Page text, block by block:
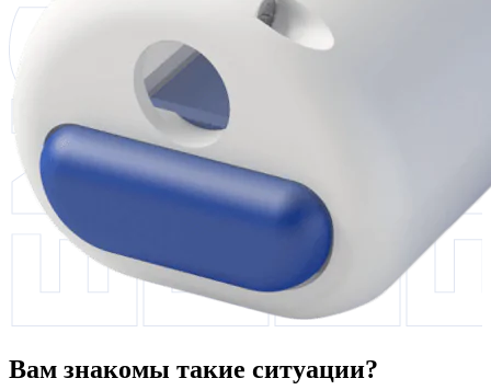
Вам знакомы такие ситуации?